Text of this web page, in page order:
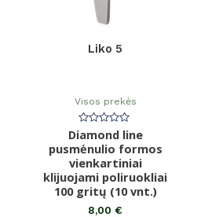
Liko 5
Visos prekės
Įvertinimas:
0
iš
5
Diamond line
pusmėnulio formos
vienkartiniai
klijuojami poliruokliai
100 gritų (10 vnt.)
8,00 €